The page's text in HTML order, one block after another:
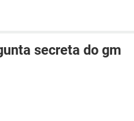
secreta do gm